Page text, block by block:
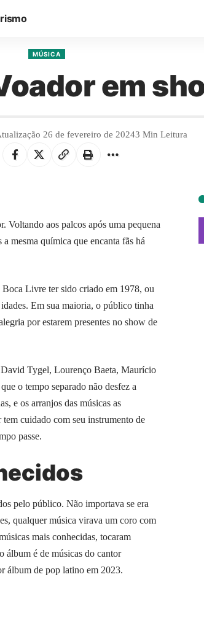
MÚSICA
em
26 de fevereiro de 20243 Min Leitura
aos palcos após uma pequena
mesma química que encanta fãs há
Livre ter sido criado em 1978, ou
Em sua maioria, o público tinha
por estarem presentes no show de
Tygel, Lourenço Baeta, Maurício
o tempo separado não desfez a
e os arranjos das músicas as
cuidado com seu instrumento de
passe.
pelo público. Não importava se era
qualquer música virava um coro com
mais conhecidas, tocaram
álbum é de músicas do cantor
álbum de pop latino em 2023.